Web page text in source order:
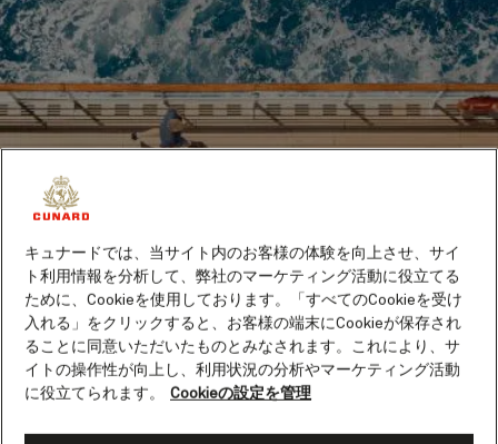
デッキ7にあるチーク材のプロムナード・デッキは、ウォ
ーキング好きにはたまらない場所です。果てしない海の眺
めを楽しみながら船を一周できる唯一のデッキで、散歩に
ぴったりの場所です。一周の距離は約1kmで、ペースを上
げたいお客様のためにジョギング専用トラックも完備され
キュナードでは、当サイト内のお客様の体験を向上させ、サイ
ト利用情報を分析して、弊社のマーケティング活動に役立てる
ために、Cookieを使用しております。「すべてのCookieを受け
入れる」をクリックすると、お客様の端末にCookieが保存され
ることに同意いただいたものとみなされます。これにより、サ
イトの操作性が向上し、利用状況の分析やマーケティング活動
に役立てられます。
Cookieの設定を管理